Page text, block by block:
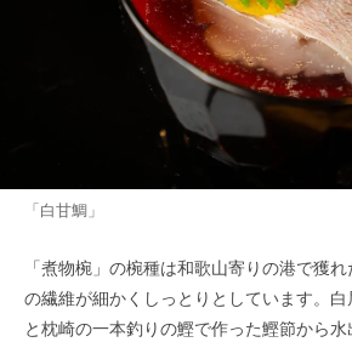
「白甘鯛」
「煮物椀」の椀種は和歌山寄りの港で獲
の繊維が細かくしっとりとしています。
と枕崎の一本釣りの鰹で作った鰹節から水